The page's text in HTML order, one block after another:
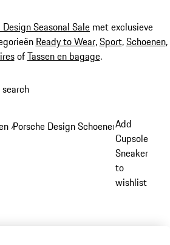
Design Seasonal Sale met exclusieve
Ready to Wear,Sport,Schoenen,
ofTassen en bagage.
breadcrumb items
/Porsche Design Schoenen/
Add
Cupsole
Sneaker
to
wishlist